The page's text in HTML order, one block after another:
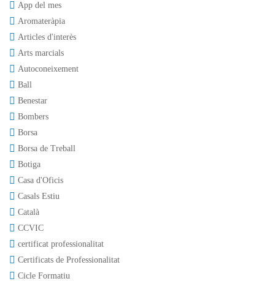
App del mes
Aromateràpia
Articles d'interès
Arts marcials
Autoconeixement
Ball
Benestar
Bombers
Borsa
Borsa de Treball
Botiga
Casa d'Oficis
Casals Estiu
Català
CCVIC
certificat professionalitat
Certificats de Professionalitat
Cicle Formatiu